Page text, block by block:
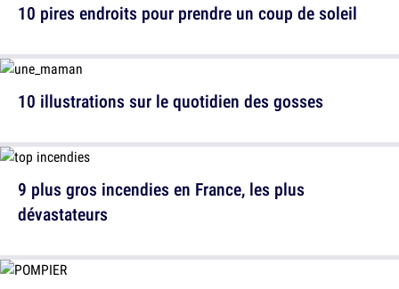
10 pires endroits pour prendre un coup de soleil
9 plus gros incendies en France, les plus
dévastateurs
10 illustrations sur le quotidien des gosses